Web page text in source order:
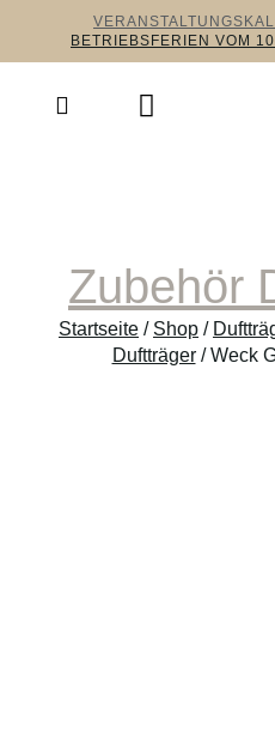
BETRIEBSFERIEN VOM
Zubehör
Startseite / Shop /
Duftträger/ Weck